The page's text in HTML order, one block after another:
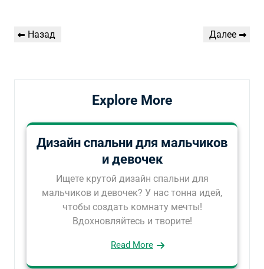
Навигация
Предыдущая
Назад
Следующая
Далее
Explore More
Дизайн спальни для мальчиков
и девочек
Ищете крутой дизайн спальни для
мальчиков и девочек? У нас тонна идей,
чтобы создать комнату мечты!
Вдохновляйтесь и творите!
Read More